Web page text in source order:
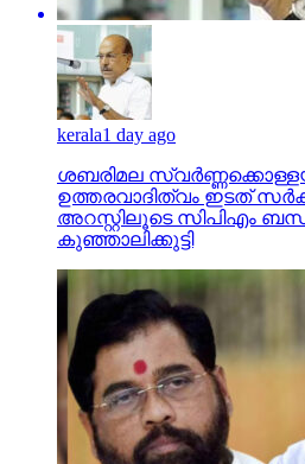
kerala1 day ago
ശബരിമല
ഉത്തരവാദിത്വം ഇടത്
അറസ്റ്റിലൂടെ സിപിഎം
കുഞ്ഞാലിക്കുട്ടി